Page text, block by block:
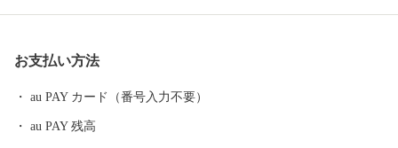
現に取り組んでいます。2018年には地方公共団体による持続可能
な開発目標（SDGｓ）の達成に向けた優れた取り組みを提案する
お支払い方法
au PAY カード（番号入力不要）
au PAY 残高